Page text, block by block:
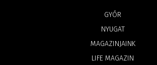
GYŐR
NYUGAT
MAGAZINJAINK
LIFE MAGAZIN